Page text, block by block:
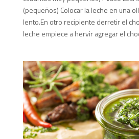
(pequeños) Colocar la leche en una
lento.En otro recipiente derretir el
leche empiece a hervir agregar el